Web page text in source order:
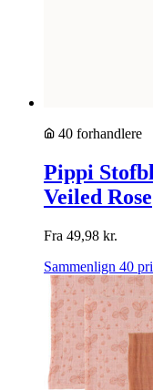
40 forhandlere
Pippi
Veiled Rose
Fra 49,98 kr.
Sammenlign 40